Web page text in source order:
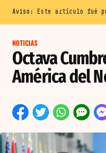
Aviso: Este artículo fué
NOTICIAS
Octava
América del